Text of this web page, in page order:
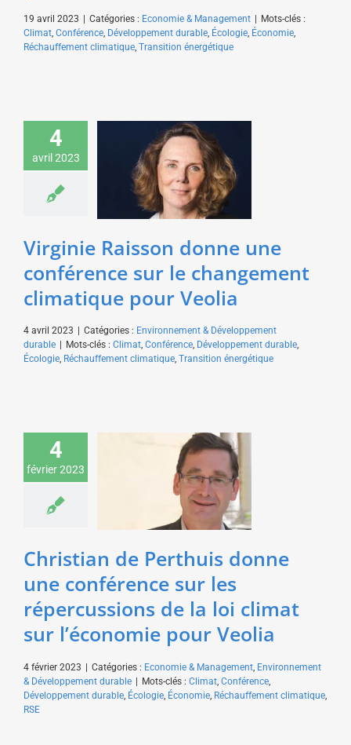
19 avril 2023 Catégories : Economie & Management
Mots-clés :
Climat, Conférence, Développement durable, Écologie, Économie,
Réchauffement climatique, Transition énergétique
4
avril 2023
Virginie Raisson donne
une conférence sur le
changement climatique
pour Veolia
Environnement &
Développement durable
Virginie Raisson donne une
conférence sur le changement
climatique pour Veolia
4 avril 2023 Catégories : Environnement & Développement
durable
Mots-clés : Climat, Conférence, Développement durable,
Écologie, Réchauffement climatique, Transition énergétique
4
février 2023
donne une conférence
sur les répercussions
de la loi climat sur
l’économie pour Veolia
Economie & Management
Environnement &
Christian de Perthuis donne
une conférence sur les
répercussions de la loi climat
sur l’économie pour Veolia
4 février 2023 | Catégories : Economie & Management, Environnement
& Développement durable | Mots-clés : Climat, Conférence,
Développement durable, Écologie, Économie, Réchauffement climatique,
RSE